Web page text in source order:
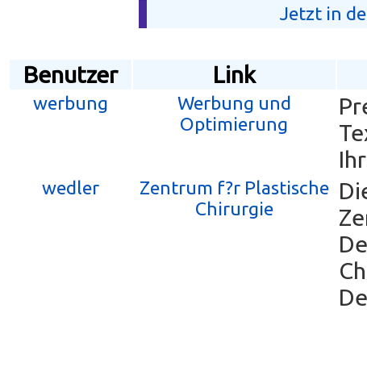
Jetzt in
Benutzer Link
werbung
Werbung und
Optimierung
wedler
Zentrum f?r Plastische
Chirurgie